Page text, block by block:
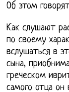
Об этом
Как слушают
по своему
вслушаться в
сына,
греческом
самого отца